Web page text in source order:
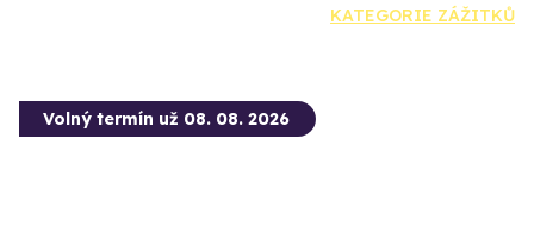
KATEGORIE ZÁŽITKŮ
Volný termín už 08. 08. 2026